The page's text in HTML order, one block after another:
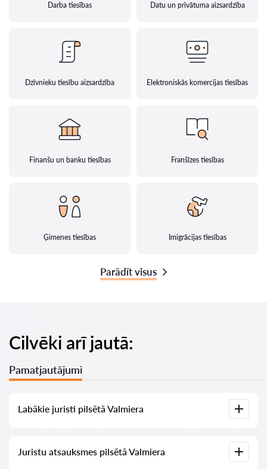
Darba tiesības Datu un privātuma aizsardzība
Dzīvnieku tiesību aizsardzība Elektroniskās komercijas tiesības
Finanšu un banku tiesības Franšīzes tiesības
Ģimenes tiesības Imigrācijas tiesības
Parādīt visus
Cilvēki arī jautā:
Pamatjautājumi
Labākie juristi pilsētā Valmiera
pilnīgu informāciju: cenas, atsauksmes, tālruņa numurs un
Juristu atsauksmes pilsētā Valmiera